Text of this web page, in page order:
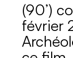
(90’)
février